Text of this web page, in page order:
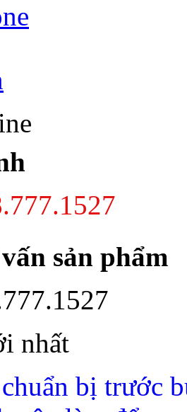
sản phẩm
nhất
bị trước